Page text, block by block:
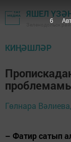
ЯШЕЛ
Зеленодольск
КИҢӘШЛӘР
Гөлнара Вәлиева,
– Фатир сатып
5